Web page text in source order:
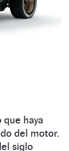
haya
del motor.
siglo